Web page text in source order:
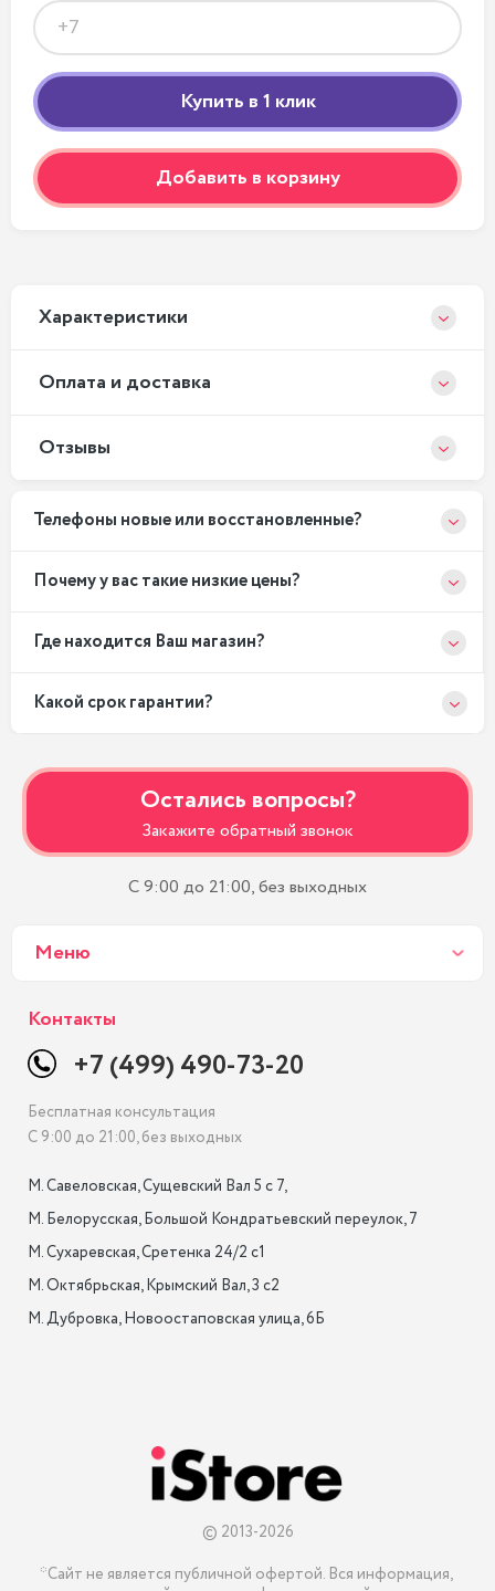
Добавить в корзину
Xарактеристики
Оплата и доставка
Отзывы
Телефоны новые или восстановленные?
Почему у вас такие низкие цены?
Где находится Ваш магазин?
Какой срок гарантии?
Остались вопросы?
Закажите обратный звонок
С 9:00 до 21:00, без выходных
Меню
Контакты
+7 (499) 490-73-20
Бесплатная консультация
С 9:00 до 21:00, без выходных
М. Савеловская, Сущевский Вал 5 с 7,
М. Белорусская, Большой Кондратьевский переулок, 7
М. Сухаревская, Сретенка 24/2 с1
М. Октябрьская, Крымский Вал, 3 с2
М. Дубровка, Новоостаповская улица, 6Б
© 2013-2026
*Сайт не является публичной офертой. Вся информация,